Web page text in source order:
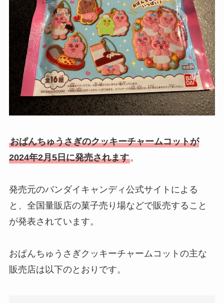
おぱんちゅうさぎのクッキーチャームコットが
2024年2月5日に発売されます。
発売元のバンダイキャンディ公式サイトによる
と、全国量販店の菓子売り場などで販売すること
が発表されています。
おぱんちゅうさぎクッキーチャームコットの主な
販売店は以下のとおりです。